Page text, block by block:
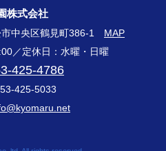
株式会社
市中央区鶴見町386-1
MAP
／定休日：水曜・日曜
425-4786
425-5033